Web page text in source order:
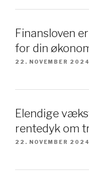
Finansloven
for din
22. NOVEMBER 2024
Elendige
rentedyk om
22. NOVEMBER 2024